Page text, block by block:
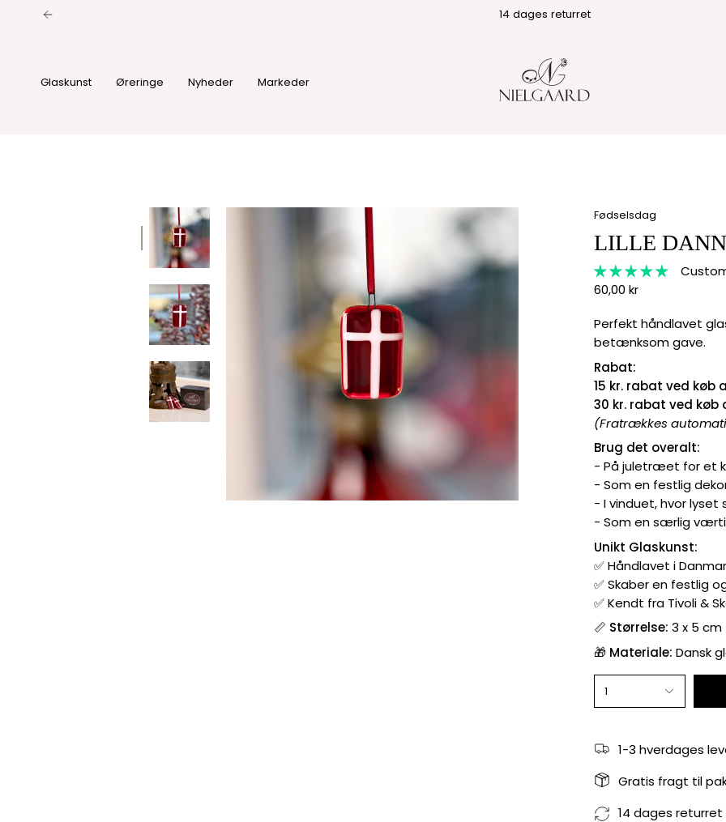
14 dages returret
Glaskunst Øreringe Nyheder Markeder
Fødselsdag
LILLE
60,00 kr
Perfekt håndlavet
betænksom gave.
Rabat:
15 kr. rabat ved køb
30 kr. rabat ved køb
(Fratrækkes
Brug det overalt:
- På juletræet for et
- Som en festlig
- I vinduet, hvor lyset
- Som en særlig
Unikt Glaskunst:
✅ Håndlavet i
✅ Skaber en festlig
✅ Kendt fra Tivoli &
📏 Størrelse: 3 x 5 cm
🎁 Materiale: Dansk
1
1-3 hverdages
Gratis fragt til
14 dages returret